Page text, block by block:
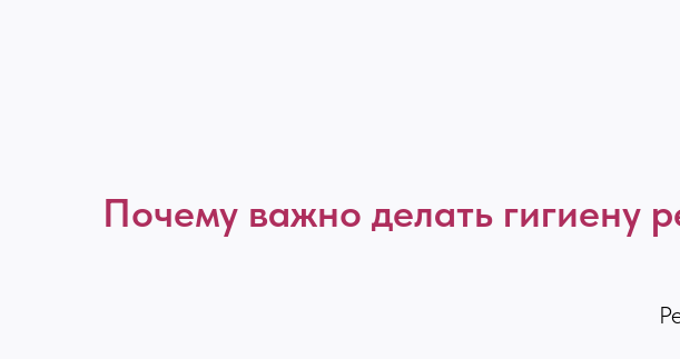
Почему важно делать гигиену